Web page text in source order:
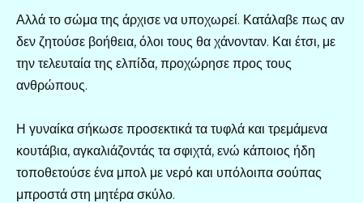
Αλλά το σώμα της άρχισε να υποχωρεί. Κατάλαβε πως αν
δεν ζητούσε βοήθεια, όλοι τους θα χάνονταν. Και έτσι, με
την τελευταία της ελπίδα, προχώρησε προς τους
ανθρώπους.
Η γυναίκα σήκωσε προσεκτικά τα τυφλά και τρεμάμενα
κουτάβια, αγκαλιάζοντάς τα σφιχτά, ενώ κάποιος ήδη
τοποθετούσε ένα μπολ με νερό και υπόλοιπα σούπας
μπροστά στη μητέρα σκύλο.